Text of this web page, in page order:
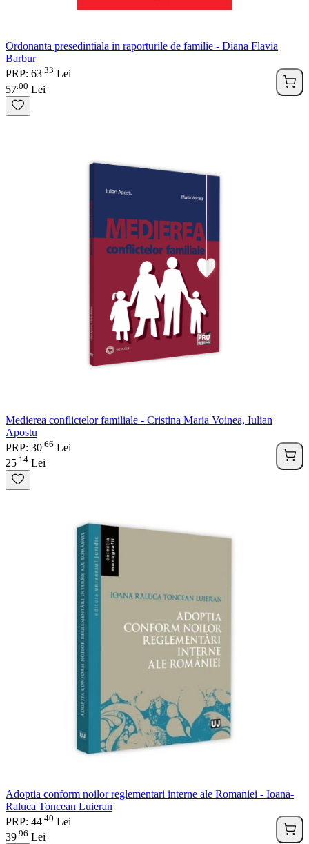
Ordonanta presedintiala in raporturile de familie - Diana Flavia
Barbur
PRP: 63 33 Lei
57 00 Lei
Medierea conflictelor familiale - Cristina Maria Voinea, Iulian
Apostu
PRP: 30 66 Lei
25 14 Lei
Adoptia conform noilor reglementari interne ale Romaniei - Ioana-
Raluca Toncean Luieran
PRP: 44 40 Lei
39 96 Lei